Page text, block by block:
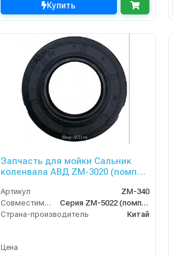
Купить
Запчасть для мойки Сальник
коленвала АВД ZM-3020 (помпа
Артикул
ZM-340
Совместимость
Серия ZM-5022 (помпа HP-1821)
Страна-производитель
Китай
Цена